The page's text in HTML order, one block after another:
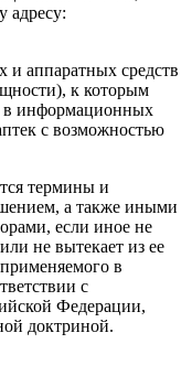
адресу:
и аппаратных средств
к которым
в информационных
с возможностью
термины и
а также иными
если иное не
не вытекает из ее
в
с
Федерации,
доктриной.